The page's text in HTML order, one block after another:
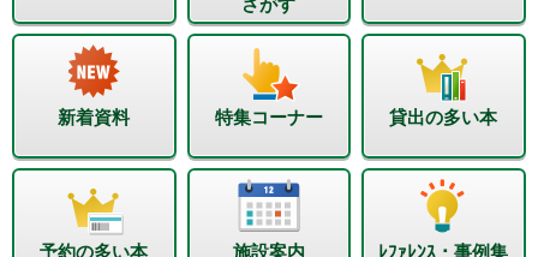
さがす
新着資料 特集コーナー 貸出の多い本
予約の多い本 施設案内 ﾚﾌｧﾚﾝｽ・事例集